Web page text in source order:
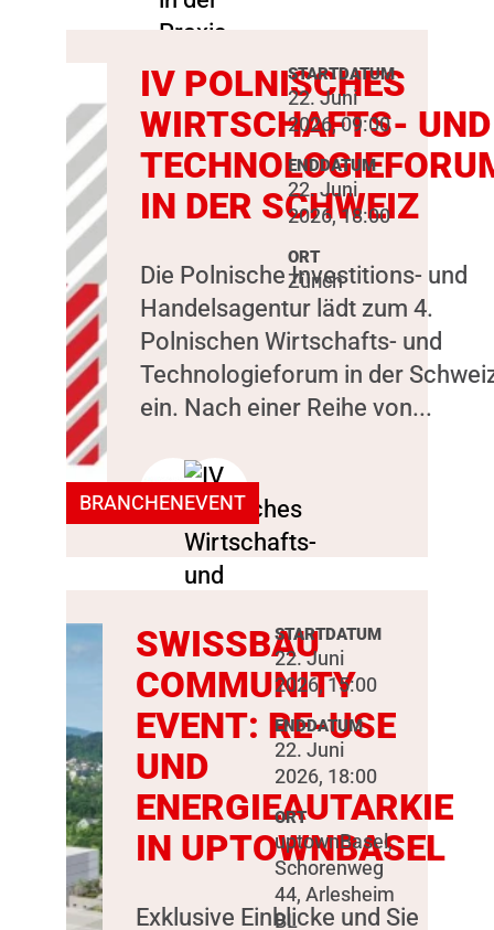
BRANCHENEVENT
IV POLNISCHES
WIRTSCHAFTS- UND
IN DER SCHWEIZ
Die Polnische Investitions- und
Handelsagentur lädt zum 4.
Polnischen Wirtschafts- und
Technologieforum in der
ein. Nach einer Reihe von...
STARTDATUM
22. Juni
2026, 09:00
ENDDATUM
22. Juni
2026, 18:00
ORT
Zürich
SWISSBAU
COMMUNITY
EVENT: RE-USE
UND
ENERGIEAUTARKIE
IN UPTOWNBASEL
Exklusive Einblicke und Sie
STARTDATUM
22. Juni
2026, 15:00
ENDDATUM
22. Juni
2026, 18:00
ORT
uptownBasel,
Schorenweg
44, Arlesheim
BL